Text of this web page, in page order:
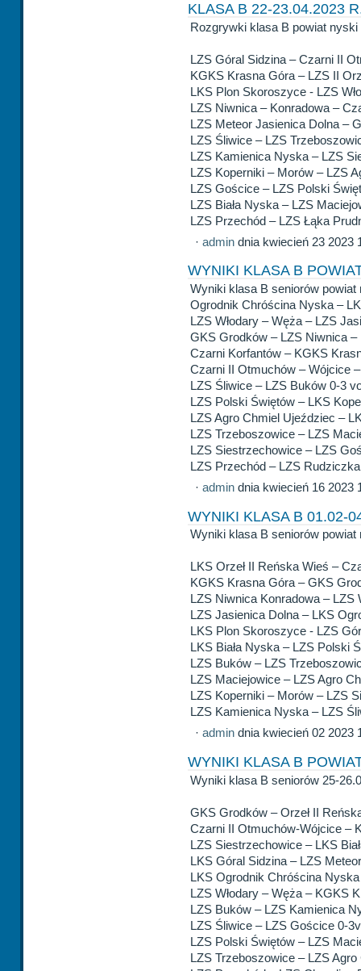
KLASA B 22-23.04.2023
Rozgrywki klasa B powiat
LZS Góral Sidzina – Czarni II
KGKS Krasna Góra – LZS II
LKS Plon Skoroszyce - LZS
LZS Niwnica – Konradowa –
LZS Meteor Jasienica Dolna –
LZS Śliwice – LZS
LZS Kamienica Nyska – LZS
LZS Koperniki – Morów – LZS
LZS Gościce – LZS Polski
LZS Biała Nyska – LZS
LZS Przechód – LZS Łąka
· admin dnia kwiecień 23 2023
WYNIKI KLASA B
Wyniki klasa B seniorów powiat
Ogrodnik Chróścina Nyska –
LZS Włodary – Węża – LZS
GKS Grodków – LZS Niwnica –
Czarni Korfantów – KGKS
Czarni II Otmuchów – Wójcice
LZS Śliwice – LZS Buków 0-3
LZS Polski Świętów – LKS
LZS Agro Chmiel Ujeździec –
LZS Trzeboszowice – LZS
LZS Siestrzechowice – LZS
LZS Przechód – LZS
· admin dnia kwiecień 16 2023
WYNIKI KLASA B 01.02-
Wyniki klasa B seniorów powiat
LKS Orzeł II Reńska Wieś –
KGKS Krasna Góra – GKS
LZS Niwnica Konradowa – LZS
LZS Jasienica Dolna – LKS
LKS Plon Skoroszyce - LZS
LKS Biała Nyska – LZS Polski
LZS Buków – LZS
LZS Maciejowice – LZS Agro
LZS Koperniki – Morów – LZS
LZS Kamienica Nyska – LZS
· admin dnia kwiecień 02 2023
WYNIKI KLASA B
Wyniki klasa B seniorów 25-
GKS Grodków – Orzeł II
Czarni II Otmuchów-Wójcice –
LZS Siestrzechowice – LKS
LKS Góral Sidzina – LZS
LKS Ogrodnik Chróścina
LZS Włodary – Węża – KGKS
LZS Buków – LZS Kamienica
LZS Śliwice – LZS Gościce 0-
LZS Polski Świętów – LZS
LZS Trzeboszowice – LZS